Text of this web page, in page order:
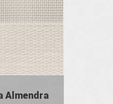
Almendra